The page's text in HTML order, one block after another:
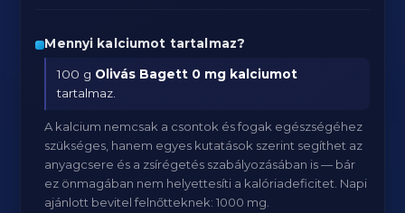
Mennyi kalciumot tartalmaz?
100 g Olivás Bagett 0 mg kalciumot
tartalmaz.
A kalcium nemcsak a csontok és fogak egészségéhez
szükséges, hanem egyes kutatások szerint segíthet az
anyagcsere és a zsírégetés szabályozásában is — bár
ez önmagában nem helyettesíti a kalóriadeficitet. Napi
ajánlott bevitel felnőtteknek: 1000 mg.